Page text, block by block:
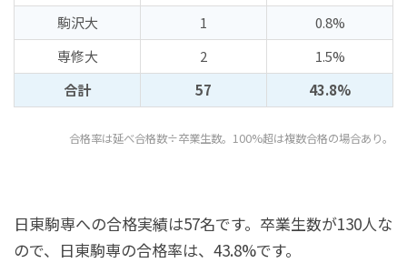
駒沢大
1
0.8%
専修大
2
1.5%
合計
57 43.8%
合格率は延べ合格数÷卒業生数。100%超は複数合格の場合あり。
日東駒専への合格実績は57名です。卒業生数が130人な
ので、日東駒専の合格率は、43.8%です。